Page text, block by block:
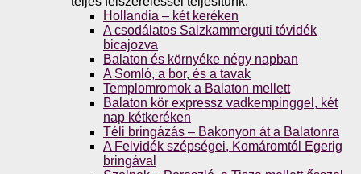
Hollandia – két keréken
A csodálatos Salzkammerguti tóvidék
bicajozva
Balaton és környéke négy napban
A Somló, a bor, és a tavak
Templomromok a Balaton mellett
Balaton kör expressz vadkempinggel, két
nap kétkeréken
Téli bringázás – Bakonyon át a Balatonra
A Felvidék szépségei, Komáromtól Egerig
bringával